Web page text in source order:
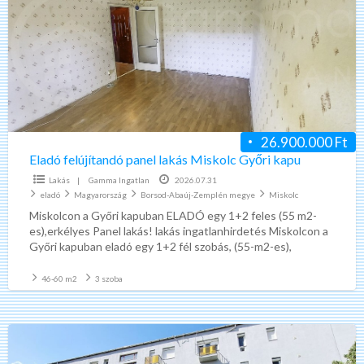
panel
lakás
Miskolc
Győri
kapu
26.900.000 Ft
Eladó felújítandó panel lakás Miskolc Győri kapu
Lakás | Gamma Ingatlan
2026.07.31
eladó
Magyarország Borsod-Abaúj-Zemplén megye Miskolc
Miskolcon a Győri kapuban ELADÓ egy 1+2 feles (55 m2-
es),erkélyes Panel lakás! lakás ingatlanhirdetés Miskolcon a
Győri kapuban eladó egy 1+2 fél szobás, (55-m2-es),
46-60 m2 3 szoba
Eladó
felújított